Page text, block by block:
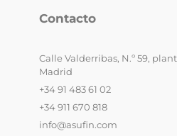
Contacto
Calle Valderribas, N.º 59,
Madrid
+34 91 483 61 02
+34 911 670 818
info@asufin.com